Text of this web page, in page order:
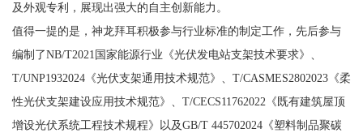
及外观专利，展现出强大的自主创新能力。
值得一提的是，神龙拜耳积极参与行业标准的制定工作，先后参与
编制了NB/T2021国家能源行业《光伏发电站支架技术要求》、
T/UNP1932024《光伏支架通用技术规范》、T/CASMES2802023《柔
性光伏支架建设应用技术规范》、T/CECS11762022《既有建筑屋顶
增设光伏系统工程技术规程》以及GB/T 445702024《塑料制品聚碳